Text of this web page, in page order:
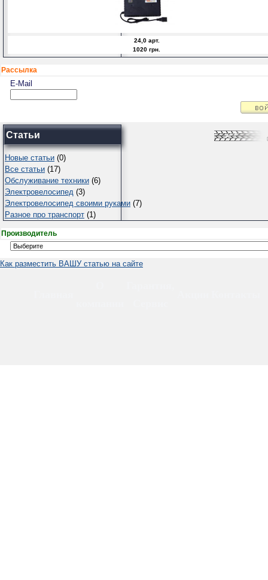
24,0 арт.
1020 грн.
Рассылка
E-Mail
Статьи
Новые статьи (0)
Все статьи (17)
Обслуживание техники (6)
Электровелосипед (3)
Электровелосипед своими руками (7)
Разное про транспорт (1)
Производитель
Как разместить ВАШУ статью на сайте